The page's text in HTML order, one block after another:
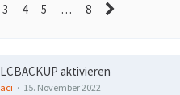
3 4 5 … 8
LCBACKUP aktivieren
aci 15. November 2022